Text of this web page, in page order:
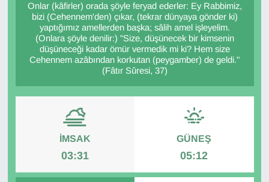
Onlar (kâfirler) orada şöyle feryad ederler: Ey Rabbimiz,
bizi (Cehennem'den) çıkar, (tekrar dünyaya gönder ki)
yaptığımız amellerden başka; sâlih amel işleyelim.
(Onlara şöyle denilir:) "Size, düşünecek bir kimsenin
düşüneceği kadar ömür vermedik mi ki? Hem size
Cehennem azâbından korkutan (peygamber) de geldi."
(Fâtır Sûresi, 37)
İMSAK
03:31
GÜNEŞ
05:12